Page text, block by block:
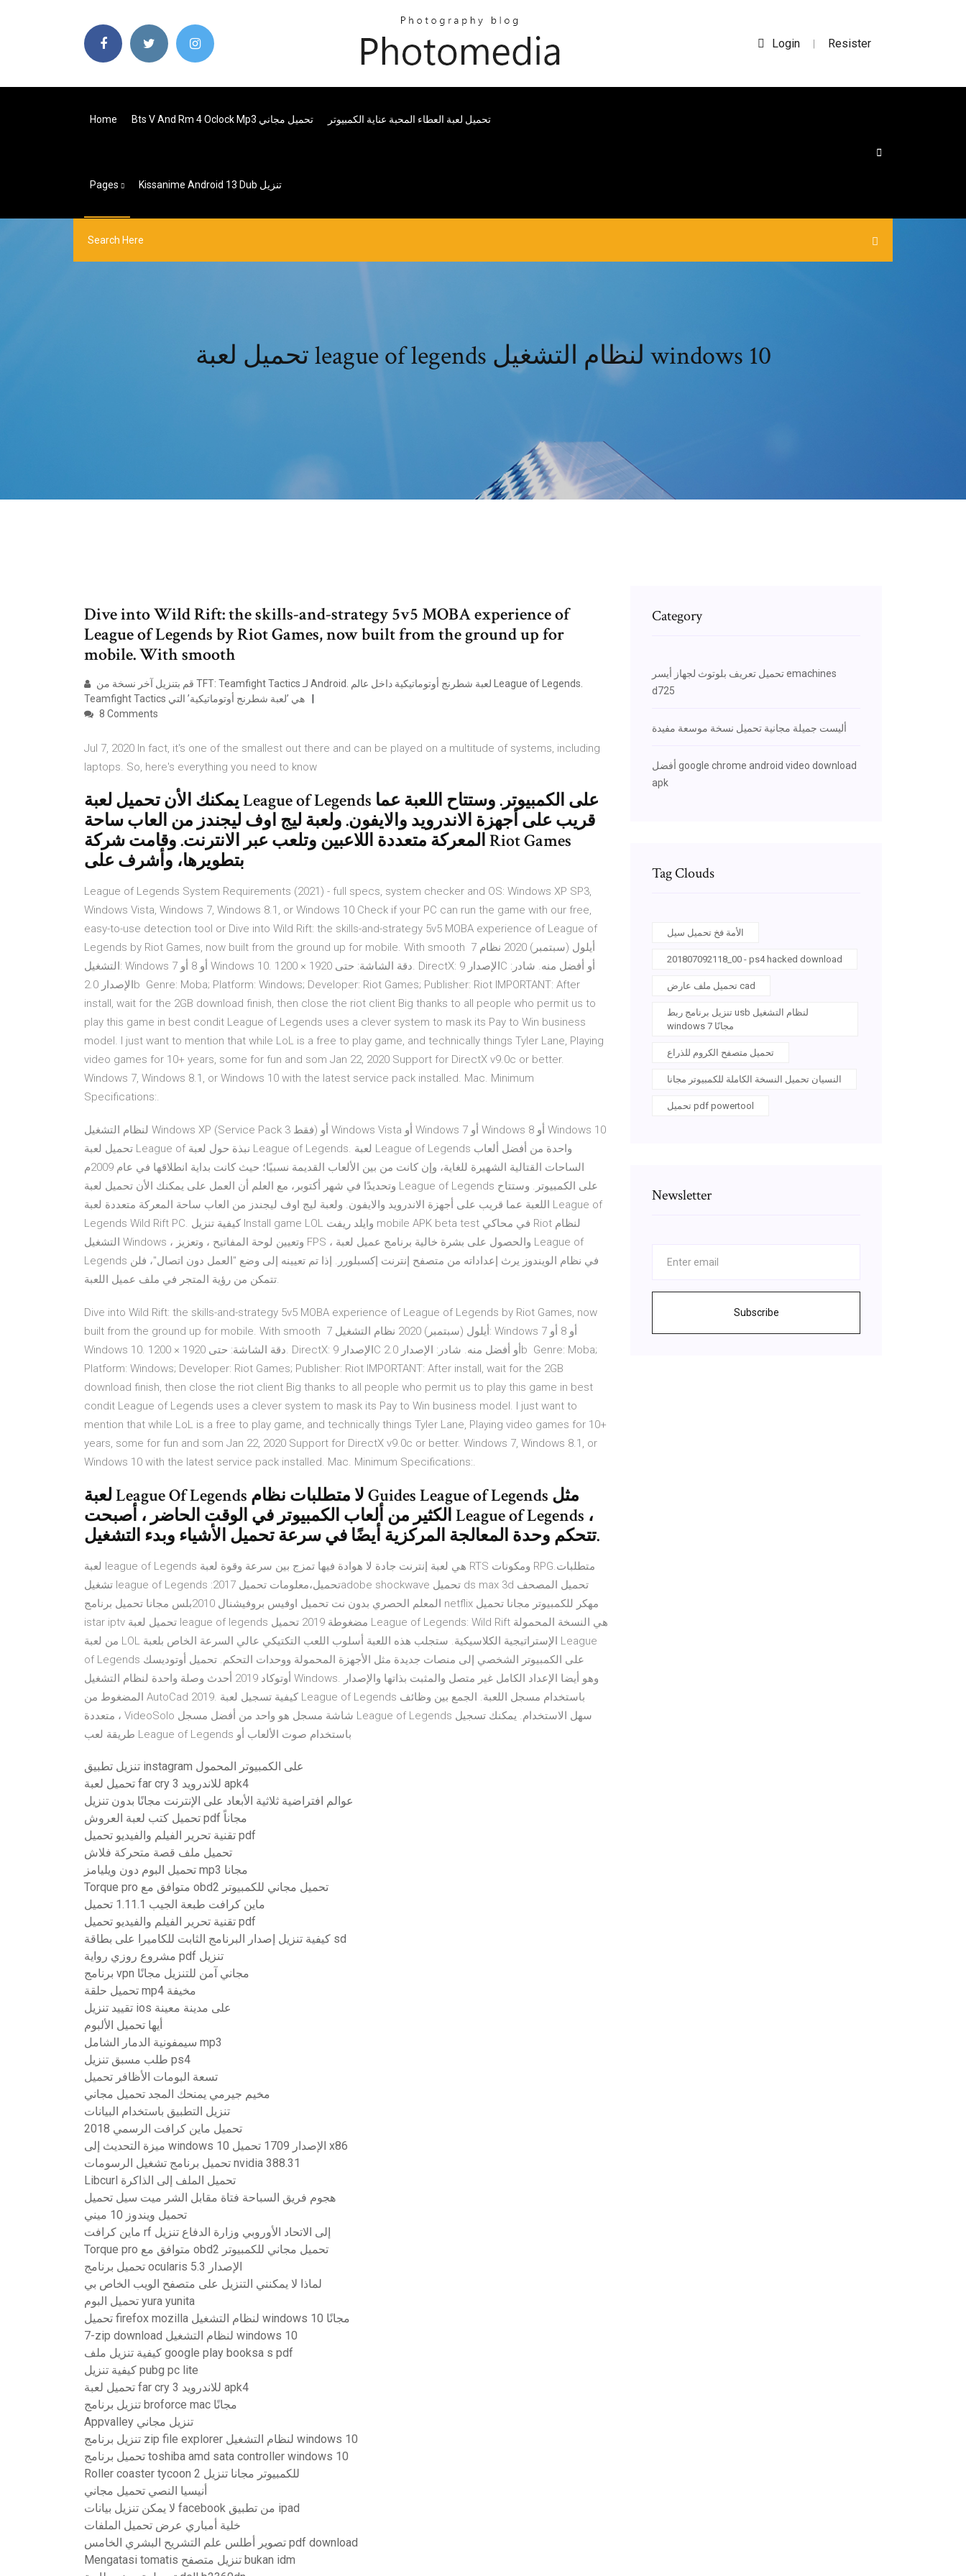
Login | Resister
Home Bts V And Rm 4 Oclock Mp3 تحميل مجاني تحميل لعبة العطاء المحبة عناية الكمبيوتر
Pages Kissanime Android 13 Dub تنزيل
تحميل لعبة league of legends لنظام التشغيل windows 10
Dive into Wild Rift: the skills-and-strategy 5v5 MOBA experience of
League of Legends by Riot Games, now built from the ground up for
mobile. With smooth
Teamfight Tactics هي ’لعبة شطرنج أوتوماتيكية’ التي
8 Comments
Jul 7, 2020 In fact, it's one of the smallest out there and can be played on a multitude of systems, including
laptops. So, here's everything you need to know
يمكنك الأن تحميل لعبة League of Legends على الكمبيوتر. وستتاح اللعبة عما
قريب على أجهزة الاندرويد والايفون. ولعبة ليج اوف ليجندز من العاب ساحة
المعركة متعددة اللاعبين وتلعب عبر الانترنت. وقامت شركة Riot Games
بتطويرها، وأشرف على
League of Legends System Requirements (2021) - full specs, system checker and OS: Windows XP SP3,
Windows Vista, Windows 7, Windows 8.1, or Windows 10 Check if your PC can run the game with our free,
easy-to-use detection tool or Dive into Wild Rift: the skills-and-strategy 5v5 MOBA experience of League of
Legends by Riot Games, now built from the ground up for mobile. With smooth 7 أيلول (سبتمبر) 2020 نظام
التشغيل: Windows 7 أو 8 أو Windows 10. دقة الشاشة: حتى 1920 × 1200. DirectX: الإصدار 9C أو أفضل منه. شادر:
الإصدار 2.0b Genre: Moba; Platform: Windows; Developer: Riot Games; Publisher: Riot IMPORTANT: After
install, wait for the 2GB download finish, then close the riot client Big thanks to all people who permit us to
play this game in best condit League of Legends uses a clever system to mask its Pay to Win business
model. I just want to mention that while LoL is a free to play game, and technically things Tyler Lane, Playing
video games for 10+ years, some for fun and som Jan 22, 2020 Support for DirectX v9.0c or better.
Windows 7, Windows 8.1, or Windows 10 with the latest service pack installed. Mac. Minimum
Specifications:.
لنظام التشغيل Windows XP (Service Pack 3 فقط) أو Windows Vista أو Windows 7 أو Windows 8 أو Windows 10
تحميل لعبة League of نبذة حول لعبة League of Legends. لعبة League of Legends واحدة من أفضل ألعاب
الساحات القتالية الشهيرة للغاية، وإن كانت من بين الألعاب القديمة نسبيًا؛ حيث كانت بداية انطلاقها في عام 2009م
وتحديدًا في شهر أكتوبر، مع العلم أن العمل على يمكنك الأن تحميل لعبة League of Legends على الكمبيوتر. وستتاح
اللعبة عما قريب على أجهزة الاندرويد والايفون. ولعبة ليج اوف ليجندز من العاب ساحة المعركة متعددة لعبة League of
Legends Wild Rift PC. كيفية تنزيل Install game LOL وايلد ريفت mobile APK beta test في محاكي Riot لنظام
التشغيل Windows ، وتعيين لوحة المفاتيح ، وتعزيز FPS ، والحصول على بشرة خالية برنامج عميل لعبة League of
Legends في نظام الويندوز يرث إعداداته من متصفح إنترنت إكسبلورر. إذا تم تعيينه إلى وضع "العمل دون اتصال"، فلن
تتمكن من رؤية المتجر في ملف عميل اللعبة.
Dive into Wild Rift: the skills-and-strategy 5v5 MOBA experience of League of Legends by Riot Games, now
built from the ground up for mobile. With smooth 7 أيلول (سبتمبر) 2020 نظام التشغيل: Windows 7 أو 8 أو
Windows 10. دقة الشاشة: حتى 1920 × 1200. DirectX: الإصدار 9C أو أفضل منه. شادر: الإصدار 2.0b Genre: Moba;
Platform: Windows; Developer: Riot Games; Publisher: Riot IMPORTANT: After install, wait for the 2GB
download finish, then close the riot client Big thanks to all people who permit us to play this game in best
condit League of Legends uses a clever system to mask its Pay to Win business model. I just want to
mention that while LoL is a free to play game, and technically things Tyler Lane, Playing video games for 10+
years, some for fun and som Jan 22, 2020 Support for DirectX v9.0c or better. Windows 7, Windows 8.1, or
Windows 10 with the latest service pack installed. Mac. Minimum Specifications:.
لعبة League Of Legends لا متطلبات نظام Guides League of Legends مثل
الكثير من ألعاب الكمبيوتر في الوقت الحاضر ، أصبحت League of Legends ،
تتحكم وحدة المعالجة المركزية أيضًا في سرعة تحميل الأشياء وبدء التشغيل.
لعبة league of Legends هي لعبة إنترنت جادة لا هوادة فيها تمزج بين سرعة وقوة لعبة RTS ومكونات RPG.متطلبات
تشغيل league of Legends :تحميل،معلومات تحميل 2017adobe shockwave تحميل ds max 3d تحميل المصحف
المعلم الحصري بدون نت تحميل اوفيس بروفيشنال 2010بلس مجانا تحميل برنامج netflix مهكر للكمبيوتر مجانا تحميل
istar iptv تحميل لعبة league of legends مضغوطة 2019 تحميل League of Legends: Wild Rift هي النسخة المحمولة
من لعبة LOL الإستراتيجية الكلاسيكية. ستجلب هذه اللعبة أسلوب اللعب التكتيكي عالي السرعة الخاص بلعبة League
of Legends على الكمبيوتر الشخصي إلى منصات جديدة مثل الأجهزة المحمولة ووحدات التحكم. تحميل أوتوديسك
أوتوكاد 2019 أحدث وصلة واحدة لنظام التشغيل Windows. وهو أيضا الإعداد الكامل غير متصل والمثبت بذاتها والإصدار
المضغوط من AutoCad 2019. كيفية تسجيل لعبة League of Legends باستخدام مسجل اللعبة. الجمع بين وظائف
متعددة ، VideoSolo شاشة مسجل هو واحد من أفضل مسجل League of Legends سهل الاستخدام. يمكنك تسجيل
طريقة لعب League of Legends باستخدام صوت الألعاب أو
تنزيل تطبيق instagram على الكمبيوتر المحمول
تحميل لعبة far cry 3 للاندرويد apk4
عوالم افتراضية ثلاثية الأبعاد على الإنترنت مجانًا بدون تنزيل
تحميل كتب لعبة العروش pdf مجاناً
تقنية تحرير الفيلم والفيديو تحميل pdf
تحميل ملف قصة متحركة فلاش
تحميل البوم دون ويليامز mp3 مجانا
Torque pro متوافق مع obd2 تحميل مجاني للكمبيوتر
ماين كرافت طبعة الجيب 1.11.1 تحميل
تقنية تحرير الفيلم والفيديو تحميل pdf
كيفية تنزيل إصدار البرنامج الثابت للكاميرا على بطاقة sd
مشروع روزي رواية pdf تنزيل
برنامج vpn مجاني آمن للتنزيل مجانًا
تحميل حلقة mp4 مخيفة
تقييد تنزيل ios على مدينة معينة
أيها تحميل الألبوم
سيمفونية الدمار الشامل mp3
طلب مسبق تنزيل ps4
تسعة البومات الأظافر تحميل
مخيم جيرمي يمنحك المجد تحميل مجاني
تنزيل التطبيق باستخدام البيانات
تحميل ماين كرافت الرسمي 2018
ميزة التحديث إلى windows 10 الإصدار 1709 تحميل x86
تحميل برنامج تشغيل الرسومات nvidia 388.31
Libcurl تحميل الملف إلى الذاكرة
هجوم فريق السباحة فتاة مقابل الشر ميت سيل تحميل
تحميل ويندوز 10 ميني
ماين كرافت rf إلى الاتحاد الأوروبي وزارة الدفاع تنزيل
Torque pro متوافق مع obd2 تحميل مجاني للكمبيوتر
تحميل برنامج ocularis الإصدار 5.3
لماذا لا يمكنني التنزيل على متصفح الويب الخاص بي
تحميل البوم yura yunita
تحميل firefox mozilla لنظام التشغيل windows 10 مجانًا
7-zip download لنظام التشغيل windows 10
كيفية تنزيل ملف google play booksa s pdf
كيفية تنزيل pubg pc lite
تحميل لعبة far cry 3 للاندرويد apk4
تنزيل برنامج broforce mac مجانًا
Appvalley تنزيل مجاني
تنزيل برنامج zip file explorer لنظام التشغيل windows 10
تحميل برنامج toshiba amd sata controller windows 10
Roller coaster tycoon 2 للكمبيوتر مجانا تنزيل
أنيسيا النصي تحميل مجاني
لا يمكن تنزيل بيانات facebook من تطبيق ipad
خلية أمباري عرض تحميل الملفات
تصوير أطلس علم التشريح البشري الخامس pdf download
Mengatasi tomatis تنزيل متصفح bukan idm
Category
تحميل تعريف بلوتوث لجهاز أيسر emachines
d725
أليست جميلة مجانية تحميل نسخة موسعة مفيدة
أفضل google chrome android video download
apk
Tag Clouds
الأمة فخ تحميل سيل
201807092118_00 - ps4 hacked download
تحميل ملف عارض cad
تنزيل برنامج ربط usb لنظام التشغيل
windows 7 مجانًا
تحميل متصفح الكروم للذراع
النسيان تحميل النسخة الكاملة للكمبيوتر مجانا
تحميل pdf powertool
Newsletter
Subscribe